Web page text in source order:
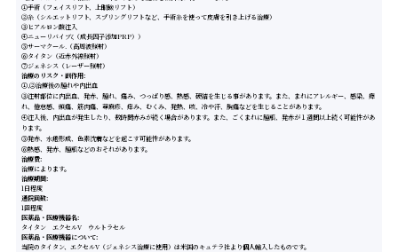
①手術（フェイスリフト、上眼瞼リフト）
②糸（シルエットリフト、スプリングリフトなど、手術糸を使って皮膚を引き上げる治療）
③ヒアルロン酸注入
④ニューリバイブζ（成長因子添加PRP））
⑤サーマクール.（高周波照射）
⑥タイタン（近赤外線照射）
⑦ジェネシス（レーザー照射）
治療のリスク・副作用
①,②治療後の腫れや内出血
③注射部位に内出血、発赤、腫れ、痛み、つっぱり感、熱感、硬結を生じる事があります。また、まれにアレルギー、感染、痺
れ、倦怠感、頭痛、筋肉痛、蕁麻疹、痒み、むくみ、発熱、咳、冷や汗、胸痛などを生じることがあります。
④注入後、内出血が発生したり、数時間赤みが続く場合があります。また、ごくまれに腫脹、発赤が１週間以上続く可能性があ
ります。
⑤発赤、水疱形成、色素沈着などを起こす可能性があります。
⑥熱感、発赤、腫脹などのおそれがあります。
治療費
治療によります。
治療期間
1日程度
通院回数
1回程度
医薬品・医療機器名
タイタン エクセルV ウルトラセル
医薬品・医療機器について
当院のタイタン、エクセルV（ジェネシス治療に使用）は米国のキュテラ社より個人輸入したものです。